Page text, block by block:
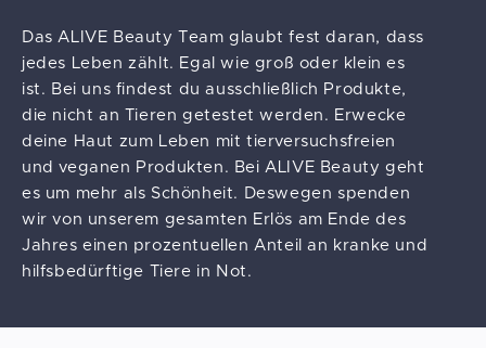
Das ALIVE Beauty Team glaubt fest daran, dass
jedes Leben zählt. Egal wie groß oder klein es
ist. Bei uns findest du ausschließlich Produkte,
die nicht an Tieren getestet werden. Erwecke
deine Haut zum Leben mit tierversuchsfreien
und veganen Produkten. Bei ALIVE Beauty geht
es um mehr als Schönheit. Deswegen spenden
wir von unserem gesamten Erlös am Ende des
Jahres einen prozentuellen Anteil an kranke und
hilfsbedürftige Tiere in Not.